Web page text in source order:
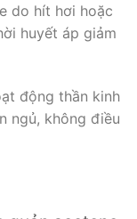
do hít hơi hoặc
huyết áp giảm
động thần kinh
ngủ, không điều